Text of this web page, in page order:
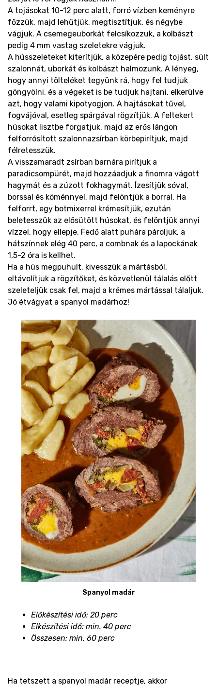
A tojásokat 10-12 perc alatt, forró vízben keményre
főzzük, majd lehűtjük, megtisztítjuk, és négybe
vágjuk. A csemegeuborkát felcsíkozzuk, a kolbászt
pedig 4 mm vastag szeletekre vágjuk.
A hússzeleteket kiterítjük, a közepére pedig tojást, sült
szalonnát, uborkát és kolbászt halmozunk. A lényeg,
hogy annyi tölteléket tegyünk rá, hogy fel tudjuk
göngyölni, és a végeket is be tudjuk hajtani, elkerülve
azt, hogy valami kipotyogjon. A hajtásokat tűvel,
fogvájóval, esetleg spárgával rögzítjük. A feltekert
húsokat lisztbe forgatjuk, majd az erős lángon
felforrósított szalonnazsírban körbepirítjuk, majd
félretesszük.
A visszamaradt zsírban barnára pirítjuk a
paradicsompürét, majd hozzáadjuk a finomra vágott
hagymát és a zúzott fokhagymát. Ízesítjük sóval,
borssal és köménnyel, majd felöntjük a borral. Ha
felforrt, egy botmixerrel krémesítjük, ezután
beletesszük az elősütött húsokat, és felöntjük annyi
vízzel, hogy ellepje. Fedő alatt puhára pároljuk, a
hátszínnek elég 40 perc, a combnak és a lapockának
1,5-2 óra is kellhet.
Ha a hús megpuhult, kivesszük a mártásból,
eltávolítjuk a rögzítőket, és közvetlenül tálalás előtt
szeleteljük csak fel, majd a krémes mártással tálaljuk.
Jó étvágyat a spanyol madárhoz!
Spanyol madár
Előkészítési idő: 20 perc
Elkészítési idő: min. 40 perc
Összesen: min. 60 perc
Ha tetszett a spanyol madár receptje, akkor